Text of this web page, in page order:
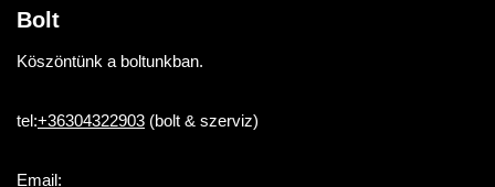
Bolt
Köszöntünk a boltunkban.
tel:+36304322903 (bolt & szerviz)
Email: